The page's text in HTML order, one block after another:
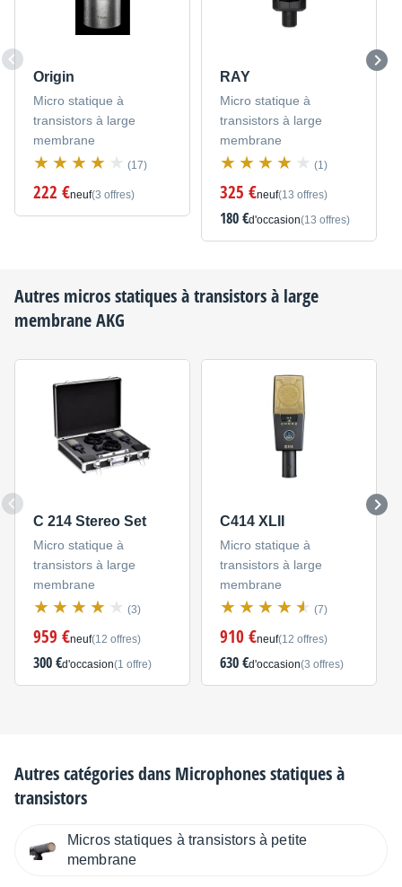
Origin
Micro statique à
transistors à large
membrane
(17)
222 €neuf(3 offres)
RAY
Micro statique à
transistors à large
membrane
(1)
325 €neuf(13 offres)
180 €d'occasion(13 offres)
Autres micros statiques à transistors à large
membraneAKG
C 214 Stereo Set
Micro statique à
transistors à large
membrane
(3)
959 €neuf(12 offres)
300 €d'occasion(1 offre)
C414 XLII
Micro statique à
transistors à large
membrane
(7)
910 €neuf(12 offres)
630 €d'occasion(3 offres)
Autres catégories dans Microphones statiques à
transistors
Micros statiques à transistors à petite
membrane